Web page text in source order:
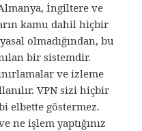
İngiltere ve
kamu dahil hiçbir
olmadığından, bu
bir sistemdir.
ve izleme
VPN sizi hiçbir
elbette göstermez.
ne işlem yaptığınız